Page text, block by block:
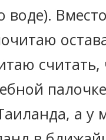
воде).
считать,
а у